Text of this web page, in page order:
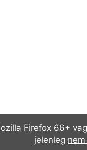
Firefox 66+
jelenleg